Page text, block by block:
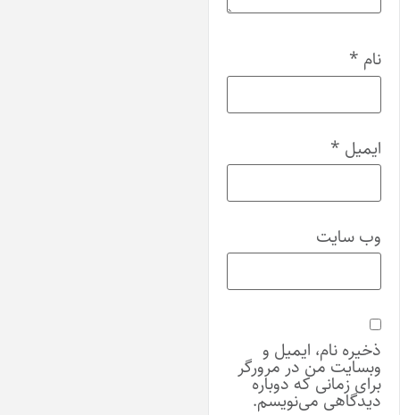
*
*
سایت
نام، ایمیل و
من در مرورگر
زمانی که دوباره
می‌نویسم.